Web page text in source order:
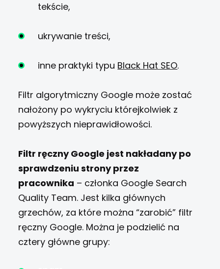
tekście,
ukrywanie treści,
inne praktyki typu Black Hat SEO.
Filtr algorytmiczny Google może zostać
nałożony po wykryciu którejkolwiek z
powyższych nieprawidłowości.
Filtr ręczny Google jest nakładany po
sprawdzeniu strony przez
pracownika – członka Google Search
Quality Team. Jest kilka głównych
grzechów, za które można “zarobić” filtr
ręczny Google. Można je podzielić na
cztery główne grupy: